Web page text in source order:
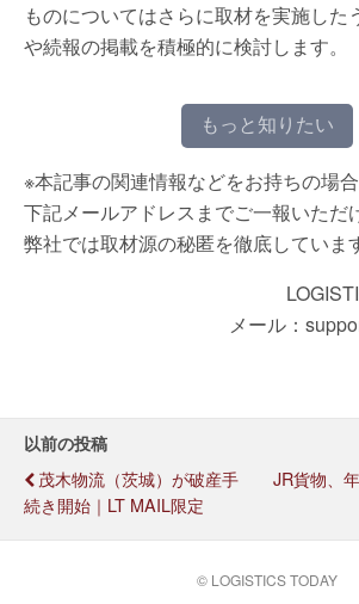
ものについてはさらに取材を実施した
や続報の掲載を積極的に検討します。
もっと知りたい
※本記事の関連情報などをお持ちの場
下記メールアドレスまでご一報いただ
弊社では取材源の秘匿を徹底していま
メール：
以前の投稿
茂木物流（茨城）が破産手
続き開始｜LT MAIL限定
JR貨物、
© LOGISTICS TODAY